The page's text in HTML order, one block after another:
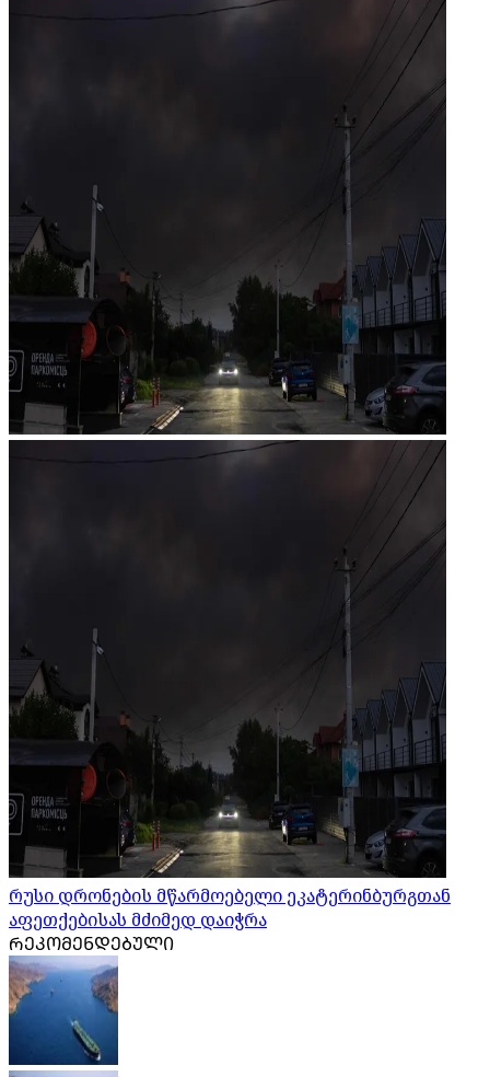
რუსი დრონების მწარმოებელი ეკატერინბურგთან
აფეთქებისას მძიმედ დაიჭრა
ᲠᲔᲙᲝᲛᲔᲜᲓᲔᲑᲣᲚᲘ